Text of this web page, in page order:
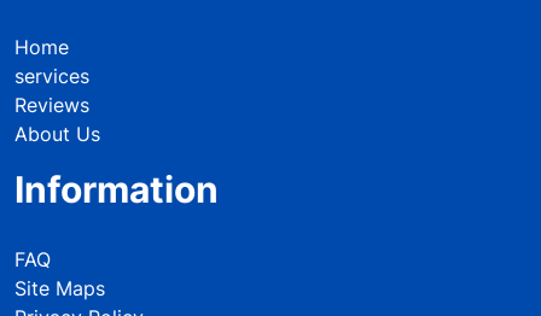
Home
services
Reviews
About Us
Information
FAQ
Site Maps